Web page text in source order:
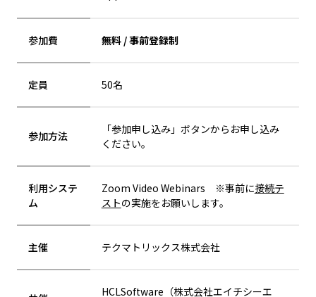
参加費 無料 / 事前登録制
定員 50名
参加方法
「参加申し込み」ボタンからお申し込み
ください。
利用システ
ム
Zoom Video Webinars ※事前に接続テ
ストの実施をお願いします。
主催 テクマトリックス株式会社
HCLSoftware（株式会社エイチシーエ